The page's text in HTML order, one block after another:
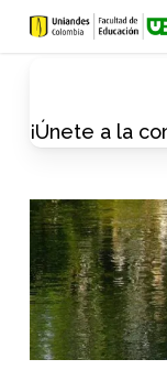
Skip
¡Únete a la